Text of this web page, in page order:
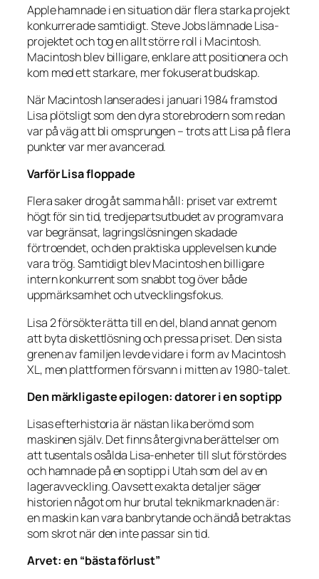
Apple hamnade i en situation där flera starka projekt
konkurrerade samtidigt. Steve Jobs lämnade Lisa-
projektet och tog en allt större roll i Macintosh.
Macintosh blev billigare, enklare att positionera och
kom med ett starkare, mer fokuserat budskap.
När Macintosh lanserades i januari 1984 framstod
Lisa plötsligt som den dyra storebrodern som redan
var på väg att bli omsprungen – trots att Lisa på flera
punkter var mer avancerad.
Varför Lisa floppade
Flera saker drog åt samma håll: priset var extremt
högt för sin tid, tredjepartsutbudet av programvara
var begränsat, lagringslösningen skadade
förtroendet, och den praktiska upplevelsen kunde
vara trög. Samtidigt blev Macintosh en billigare
intern konkurrent som snabbt tog över både
uppmärksamhet och utvecklingsfokus.
Lisa 2 försökte rätta till en del, bland annat genom
att byta diskettlösning och pressa priset. Den sista
grenen av familjen levde vidare i form av Macintosh
XL, men plattformen försvann i mitten av 1980-talet.
Den märkligaste epilogen: datorer i en soptipp
Lisas efterhistoria är nästan lika berömd som
maskinen själv. Det finns återgivna berättelser om
att tusentals osålda Lisa-enheter till slut förstördes
och hamnade på en soptipp i Utah som del av en
lageravveckling. Oavsett exakta detaljer säger
historien något om hur brutal teknikmarknaden är:
en maskin kan vara banbrytande och ändå betraktas
som skrot när den inte passar sin tid.
Arvet: en “bästa förlust”